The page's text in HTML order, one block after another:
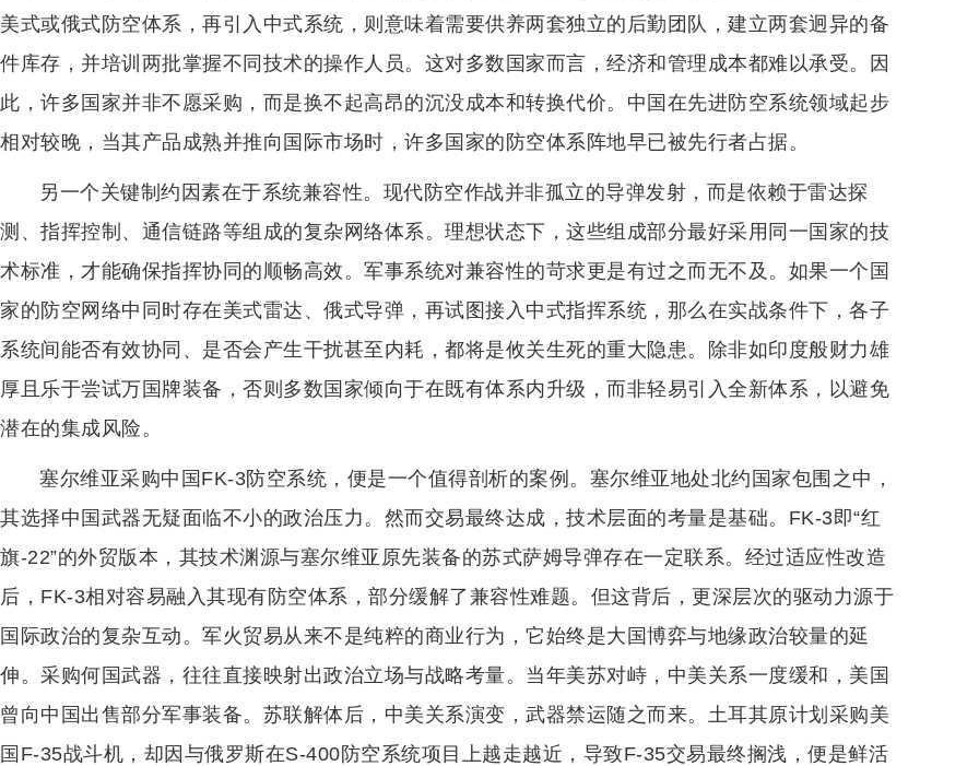
美式或俄式防空体系，再引入中式系统，则意味着需要供养两套独立的后勤团队，建立两套迥异的备
件库存，并培训两批掌握不同技术的操作人员。这对多数国家而言，经济和管理成本都难以承受。因
此，许多国家并非不愿采购，而是换不起高昂的沉没成本和转换代价。中国在先进防空系统领域起步
相对较晚，当其产品成熟并推向国际市场时，许多国家的防空体系阵地早已被先行者占据。
另一个关键制约因素在于系统兼容性。现代防空作战并非孤立的导弹发射，而是依赖于雷达探
测、指挥控制、通信链路等组成的复杂网络体系。理想状态下，这些组成部分最好采用同一国家的技
术标准，才能确保指挥协同的顺畅高效。军事系统对兼容性的苛求更是有过之而无不及。如果一个国
家的防空网络中同时存在美式雷达、俄式导弹，再试图接入中式指挥系统，那么在实战条件下，各子
系统间能否有效协同、是否会产生干扰甚至内耗，都将是攸关生死的重大隐患。除非如印度般财力雄
厚且乐于尝试万国牌装备，否则多数国家倾向于在既有体系内升级，而非轻易引入全新体系，以避免
潜在的集成风险。
塞尔维亚采购中国FK-3防空系统，便是一个值得剖析的案例。塞尔维亚地处北约国家包围之中，
其选择中国武器无疑面临不小的政治压力。然而交易最终达成，技术层面的考量是基础。FK-3即“红
旗-22”的外贸版本，其技术渊源与塞尔维亚原先装备的苏式萨姆导弹存在一定联系。经过适应性改造
后，FK-3相对容易融入其现有防空体系，部分缓解了兼容性难题。但这背后，更深层次的驱动力源于
国际政治的复杂互动。军火贸易从来不是纯粹的商业行为，它始终是大国博弈与地缘政治较量的延
伸。采购何国武器，往往直接映射出政治立场与战略考量。当年美苏对峙，中美关系一度缓和，美国
曾向中国出售部分军事装备。苏联解体后，中美关系演变，武器禁运随之而来。土耳其原计划采购美
国F-35战斗机，却因与俄罗斯在S-400防空系统项目上越走越近，导致F-35交易最终搁浅，便是鲜活